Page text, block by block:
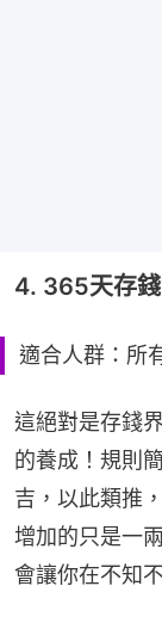
4. 365天存
適合人群：所
這絕對是存錢
的養成！規則
吉，以此類推
增加的只是一
會讓你在不知